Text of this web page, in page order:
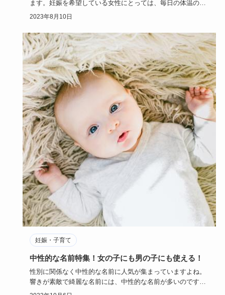
ます。妊娠を希望している女性にとっては、毎日の体温の変
化に敏感になり…
2023年8月10日
妊娠・子育て
中性的な名前特集！女の子にも男の子にも使える！
性別に関係なく中性的な名前に人気が集まっていますよね。
響きが素敵で綺麗な名前には、中性的な名前が多いのです。
生まれてくる子…